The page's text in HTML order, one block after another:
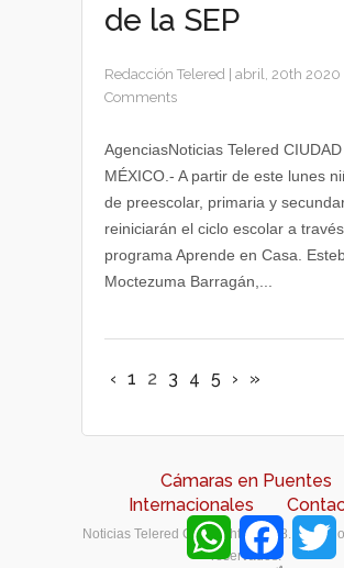
de la SEP
Redacción Telered abril, 20th 2020
Comments
AgenciasNoticias Telered
MÉXICO.- A partir de este lunes
de preescolar, primaria y
reiniciarán el ciclo escolar a
programa Aprende en Casa.
Moctezuma Barragán,...
‹ 1 2 3 4 5 › »
Cámaras en Puentes
Internacionales
Noticias Telered Copyright © 2018. Todos
reservados.
W
h
a
F
a